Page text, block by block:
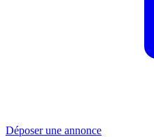
Déposer une annonce